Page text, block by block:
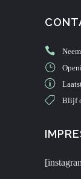
Blijf